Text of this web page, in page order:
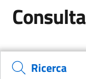
Cerca il documento e
Ricerca